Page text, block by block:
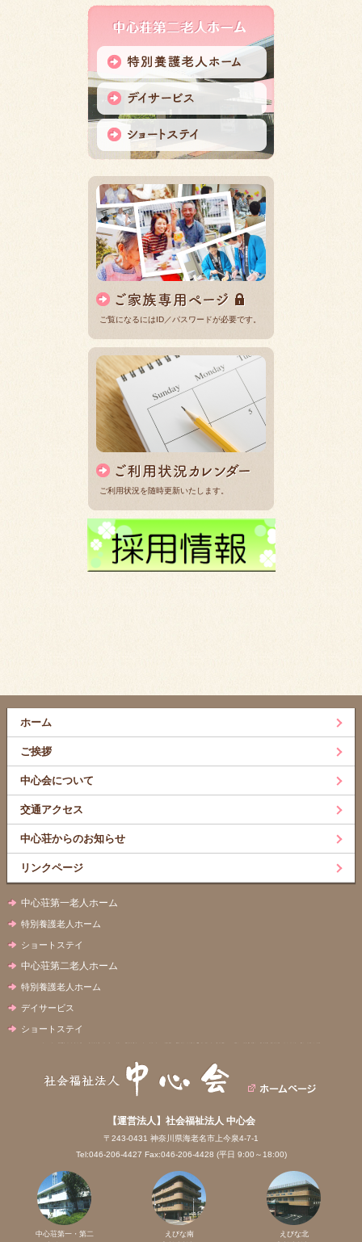
ご覧になるにはID／パスワードが必要です。
ご利用状況を随時更新いたします。
ホーム
ご挨拶
中心会について
交通アクセス
中心荘からのお知らせ
リンクページ
中心荘第一老人ホーム
特別養護老人ホーム
ショートステイ
中心荘第二老人ホーム
特別養護老人ホーム
デイサービス
ショートステイ
【運営法人】社会福祉法人 中心会
〒243-0431 神奈川県海老名市上今泉4-7-1
Tel:046-206-4427 Fax:046-206-4428 (平日 9:00～18:00)
中心荘第一・第二
えびな南
えびな北